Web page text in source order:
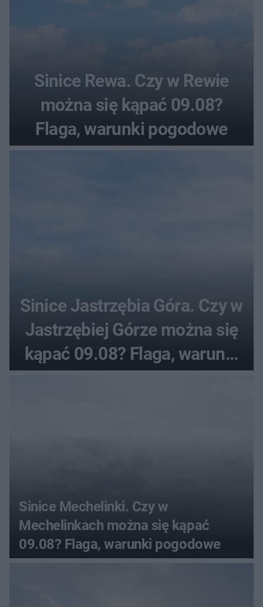
Sinice Rewa. Czy w Rewie
można się kąpać 09.08?
Flaga, warunki pogodowe
Sinice Jastrzębia Góra. Czy w
Jastrzębiej Górze można się
kąpać 09.08? Flaga, warunki
Sinice Mechelinki. Czy w
Mechelinkach można się kąpać
09.08? Flaga, warunki pogodowe